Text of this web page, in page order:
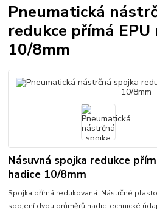
Pneumatická
redukce přímá EPU
10/8mm
Násuvná spojka redukce
hadice 10/8mm
Spojka přímá redukovaná Nástrčné
spojení dvou průměrů hadicTechnické